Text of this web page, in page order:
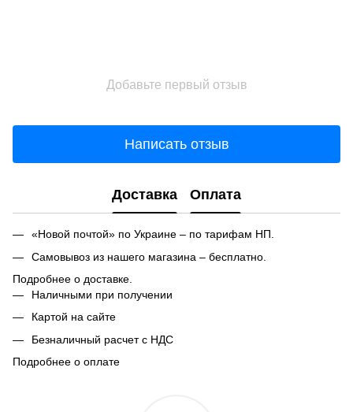
Добавьте первый отзыв
Написать отзыв
Доставка Оплата
«Новой почтой» по Украине – по тарифам НП.
Самовывоз из нашего магазина – бесплатно.
Подробнее о доставке.
Наличными при получении
Картой на сайте
Безналичный расчет с НДС
Подробнее о оплате